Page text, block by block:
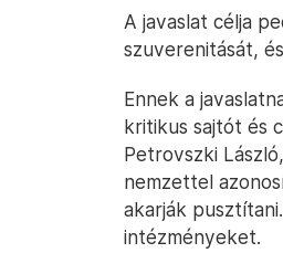
A javaslat célja
szuverenitását,
Ennek a
kritikus sajtót és
Petrovszki
nemzettel
akarják
intézményeket.